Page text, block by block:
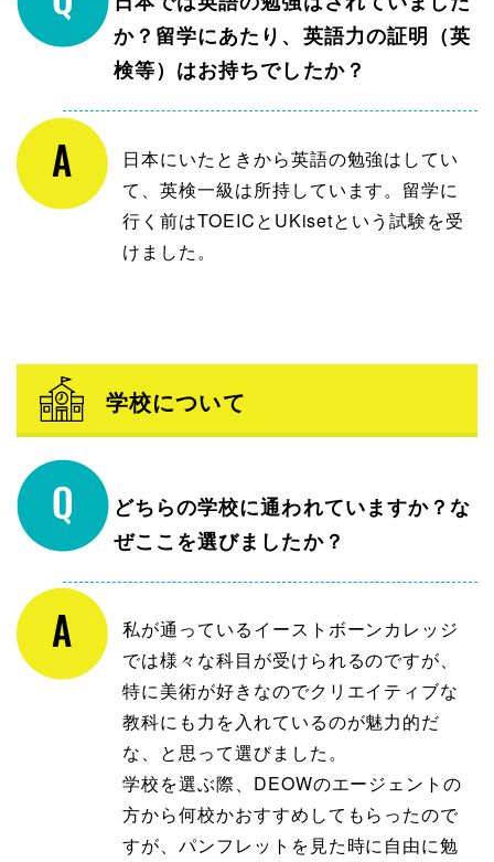
か？留学にあたり、英語力の証明（英
検等）はお持ちでしたか？
日本にいたときから英語の勉強はしてい
て、英検一級は所持しています。留学に
行く前はTOEICとUKisetという試験を受
けました。
学校について
どちらの学校に通われていますか？な
ぜここを選びましたか？
私が通っているイーストボーンカレッジ
では様々な科目が受けられるのですが、
特に美術が好きなのでクリエイティブな
教科にも力を入れているのが魅力的だ
な、と思って選びました。
学校を選ぶ際、DEOWのエージェントの
方から何校かおすすめしてもらったので
すが、パンフレットを見た時に自由に勉